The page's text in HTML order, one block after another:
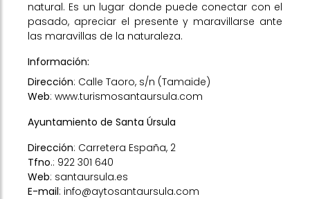
natural. Es un lugar donde puede conectar con el
pasado, apreciar el presente y maravillarse ante
las maravillas de la naturaleza.
Información:
Dirección: Calle Taoro, s/n (Tamaide)
Web: www.turismosantaursula.com
Ayuntamiento de Santa Úrsula
Dirección: Carretera España, 2
Tfno.: 922 301 640
Web: santaursula.es
E-mail: info@aytosantaursula.com